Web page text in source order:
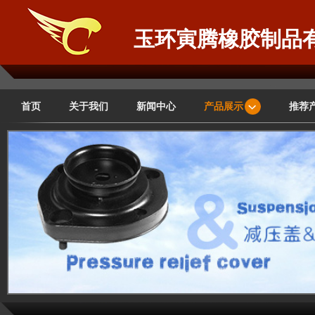
玉环寅腾橡胶制品
首页 关于我们 新闻中心 产品展示 推荐